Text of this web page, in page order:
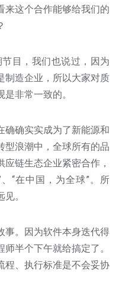
来这个合作能够给我们的
目，我们也说过，因为
制造企业，所以大家对质
非常一致的。
确确实实成为了新能源和
型浪潮中，全球所有的品
链生态企业紧密合作，
“在中国，为全球”。所
。
事。因为软件本身迭代得
半个下午就给搞定了。
程、执行标准是不会妥协